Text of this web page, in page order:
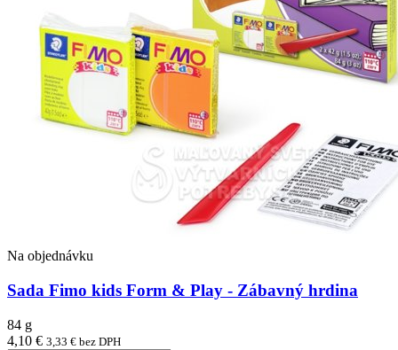
Na objednávku
Sada Fimo kids Form & Play - Zábavný hrdina
84 g
4,10 € 3,33 € bez DPH